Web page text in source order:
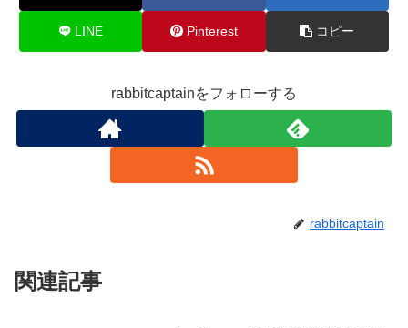
LINE Pinterest コピー
rabbitcaptainをフォローする
rabbitcaptain
関連記事